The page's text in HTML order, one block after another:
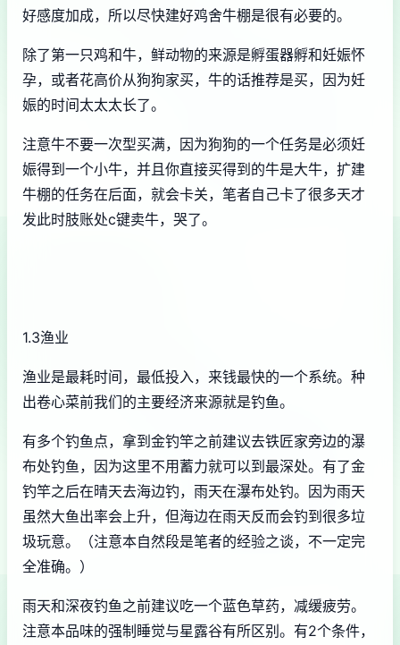
好感度加成，所以尽快建好鸡舍牛棚是很有必要的。
除了第一只鸡和牛，鲜动物的来源是孵蛋器孵和妊娠怀
孕，或者花高价从狗狗家买，牛的话推荐是买，因为妊
娠的时间太太太长了。
注意牛不要一次型买满，因为狗狗的一个任务是必须妊
娠得到一个小牛，并且你直接买得到的牛是大牛，扩建
牛棚的任务在后面，就会卡关，笔者自己卡了很多天才
发此时肢账处c键卖牛，哭了。
1.3渔业
渔业是最耗时间，最低投入，来钱最快的一个系统。种
出卷心菜前我们的主要经济来源就是钓鱼。
有多个钓鱼点，拿到金钓竿之前建议去铁匠家旁边的瀑
布处钓鱼，因为这里不用蓄力就可以到最深处。有了金
钓竿之后在晴天去海边钓，雨天在瀑布处钓。因为雨天
虽然大鱼出率会上升，但海边在雨天反而会钓到很多垃
圾玩意。（注意本自然段是笔者的经验之谈，不一定完
全准确。）
雨天和深夜钓鱼之前建议吃一个蓝色草药，减缓疲劳。
注意本品味的强制睡觉与星露谷有所区别。有2个条件，